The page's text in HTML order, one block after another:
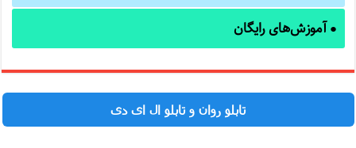
●آموزش‌های رایگان
تابلو روان و تابلو ال ای دی